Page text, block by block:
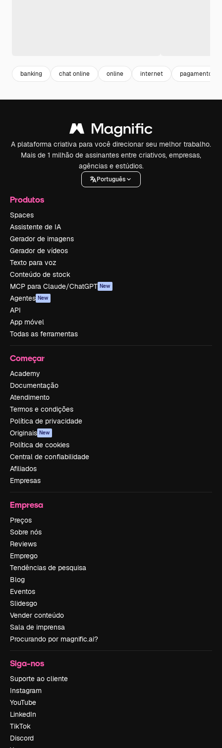
banking chat online online internet pagamento
A plataforma criativa para você direcionar seu melhor trabalho.
Mais de 1 milhão de assinantes entre criativos, empresas,
agências e estúdios.
Português
Produtos
Spaces
Assistente de IA
Gerador de imagens
Gerador de vídeos
Texto para voz
Conteúdo de stock
MCP para Claude/ChatGPT New
Agentes New
API
App móvel
Todas as ferramentas
Começar
Academy
Documentação
Atendimento
Termos e condições
Política de privacidade
Originais New
Política de cookies
Central de confiabilidade
Afiliados
Empresas
Empresa
Preços
Sobre nós
Reviews
Emprego
Tendências de pesquisa
Blog
Eventos
Slidesgo
Vender conteúdo
Sala de imprensa
Procurando por magnific.ai?
Siga-nos
Suporte ao cliente
Instagram
YouTube
LinkedIn
TikTok
Discord